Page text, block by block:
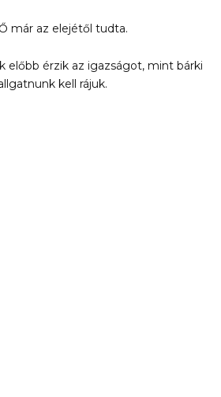
már az elejétől tudta.
előbb érzik az igazságot, mint bárki
kell rájuk.